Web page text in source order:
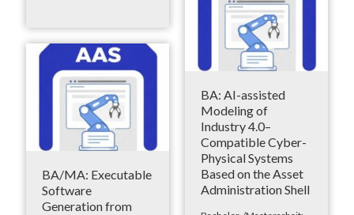
BA: AI-assisted
Modeling of
Industry 4.0–
Compatible Cyber-
Physical Systems
Based on the Asset
Administration Shell
BA/MA: Executable
Software
Generation from